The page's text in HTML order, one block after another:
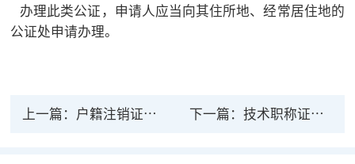
办理此类公证，申请人应当向其住所地、经常居住地的
公证处申请办理。
上一篇： 户籍注销证明公证 下一篇： 技术职称证书公证